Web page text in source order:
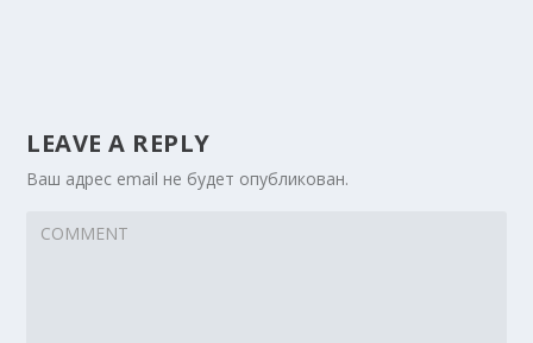
LEAVE A REPLY
Ваш адрес email не будет опубликован.